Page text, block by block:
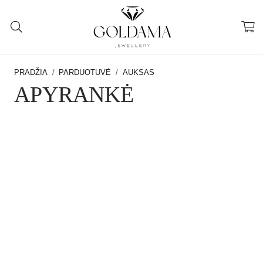
PRADŽIA / PARDUOTUVĖ / AUKSAS
APYRANKĖ